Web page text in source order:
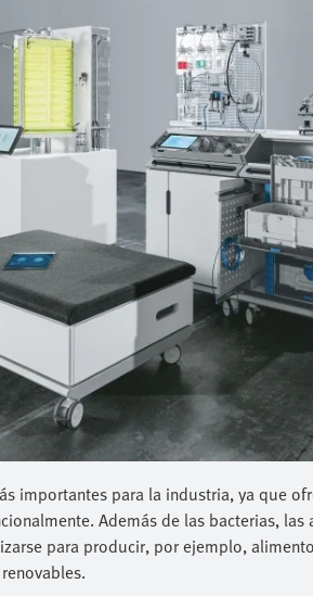
importantes para la industria, ya que
Además de las bacterias, las
para producir, por ejemplo,